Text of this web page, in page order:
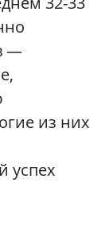
—
из них
успех